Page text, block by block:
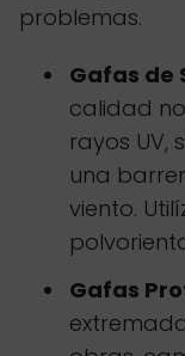
problemas.
Gafas de
calidad
rayos
una
viento.
Gafas